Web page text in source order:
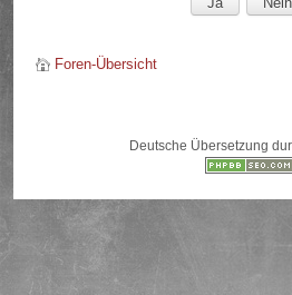
Foren-Übersicht
Deutsche Übersetzung